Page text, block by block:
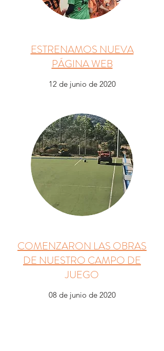
ESTRENAMOS NUEVA
PÁGINA WEB
12 de junio de 2020
COMENZARON LAS OBRAS
DE NUESTRO CAMPO DE
JUEGO
08 de junio de 2020